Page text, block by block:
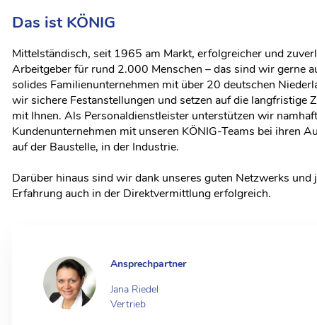
Ansprechpartner
Jana Riedel
Vertrieb
Das ist KÖNIG
Mittelständisch, seit 1965 am Markt, erfolgreicher und
Arbeitgeber für rund 2.000 Menschen – das sind wir gerne
solides Familienunternehmen mit über 20 deutschen
wir sichere Festanstellungen und setzen auf die langfristige
mit Ihnen. Als Personaldienstleister unterstützen wir
Kundenunternehmen mit unseren KÖNIG-Teams bei ihren
auf der Baustelle, in der Industrie.
Darüber hinaus sind wir dank unseres guten Netzwerks und
Erfahrung auch in der Direktvermittlung erfolgreich.